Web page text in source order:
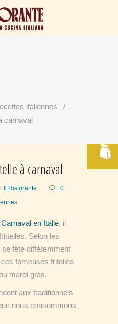
italiennes
/
carnaval
à carnaval
Il Ristorante
0
Carnaval en Italie, il
Selon les
fête différemment
fameuses fritelles
mardi gras.
aux traditionnels
nous consommons
RÉSERVER